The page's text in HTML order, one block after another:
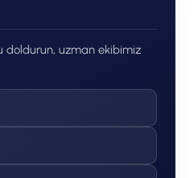
doldurun, uzman ekibimiz